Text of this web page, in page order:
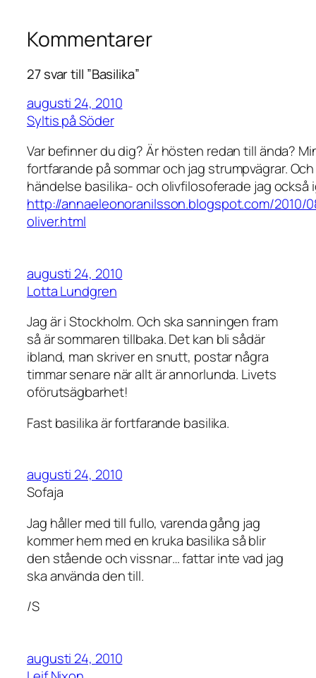
Kommentarer
27 svar till ”Basilika”
augusti 24, 2010
Syltis på Söder
Var befinner du dig? Är hösten redan till ända?
fortfarande på sommar och jag strumpvägrar.
händelse basilika- och olivfilosoferade jag också
http://annaeleonoranilsson.blogspot.com/2010/
oliver.html
augusti 24, 2010
Lotta Lundgren
Jag är i Stockholm. Och ska sanningen fram
så är sommaren tillbaka. Det kan bli sådär
ibland, man skriver en snutt, postar några
timmar senare när allt är annorlunda. Livets
oförutsägbarhet!
Fast basilika är fortfarande basilika.
augusti 24, 2010
Sofaja
Jag håller med till fullo, varenda gång jag
kommer hem med en kruka basilika så blir
den stående och vissnar… fattar inte vad jag
ska använda den till.
/S
augusti 24, 2010